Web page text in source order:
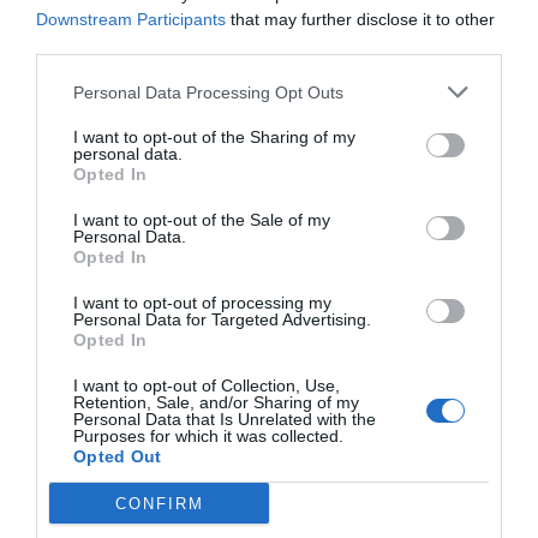
Downstream Participants that may further disclose it to other
Personal Data Processing Opt Outs
I want to opt-out of the Sharing of my
personal data.
Opted In
I want to opt-out of the Sale of my
Personal Data.
Opted In
I want to opt-out of processing my
Personal Data for Targeted Advertising.
Opted In
I want to opt-out of Collection, Use,
Retention, Sale, and/or Sharing of my
Personal Data that Is Unrelated with the
Purposes for which it was collected.
Opted Out
CONFIRM
Eclipse Sánchez: "No te olvides de las gafas
protectoras. Así, el 12 de agosto sólo
tendrás que mirar al cielo"
Hispanidad
Vox pide devolver a los hijos con
sus padres... y es fascista...el PNV
opina lo mismo... y es
progresista
Redacción